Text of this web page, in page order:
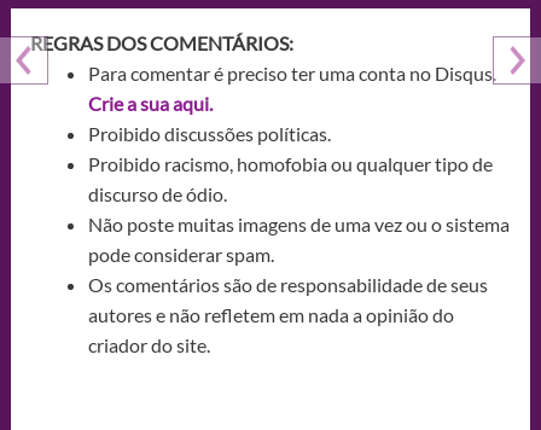
REGRAS DOS COMENTÁRIOS:
Para comentar é preciso ter uma conta no Disqus.
Crie a sua aqui.
Proibido discussões políticas.
Proibido racismo, homofobia ou qualquer tipo de
discurso de ódio.
Não poste muitas imagens de uma vez ou o sistema
pode considerar spam.
Os comentários são de responsabilidade de seus
autores e não refletem em nada a opinião do
criador do site.